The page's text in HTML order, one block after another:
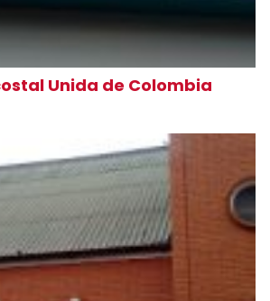
Unida de Colombia